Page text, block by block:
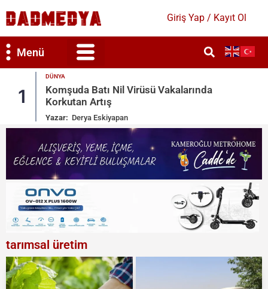
Giriş Yap / Kayıt Ol
Menü
DÜNYA
Sosyal Medyada Kitlesel Göç Çağrısı:
İspanya Harekete Geçti
Yazar: Derya Eskiyapan
tarımsal üretim